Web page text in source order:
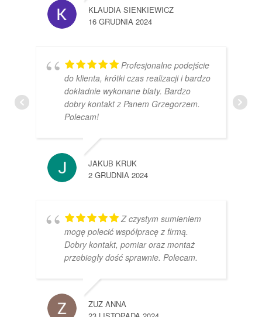
KLAUDIA SIENKIEWICZ
16 GRUDNIA 2024
Profesjonalne podejście
do klienta, krótki czas realizacji i bardzo
dokładnie wykonane blaty. Bardzo
dobry kontakt z Panem Grzegorzem.
Polecam!
JAKUB KRUK
2 GRUDNIA 2024
Z czystym sumieniem
mogę polecić współpracę z firmą.
Dobry kontakt, pomiar oraz montaż
przebiegły dość sprawnie. Polecam.
ZUZ ANNA